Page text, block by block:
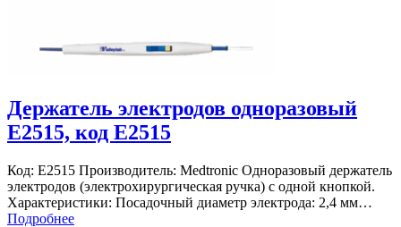
Держатель электродов одноразовый
E2515, код E2515
Код: E2515 Производитель: Medtronic Одноразовый держатель
электродов (электрохирургическая ручка) с одной кнопкой.
Характеристики: Посадочный диаметр электрода: 2,4 мм…
Подробнее